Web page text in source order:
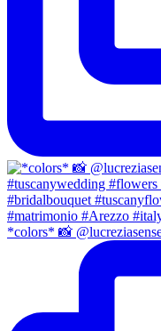
*colors* 📸